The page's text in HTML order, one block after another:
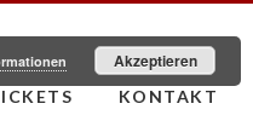
KONTAKT
Akzeptieren